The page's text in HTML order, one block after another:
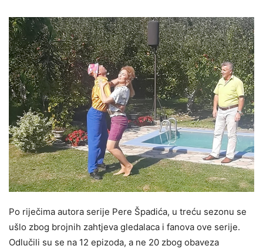
Po riječima autora serije Pere Špadića, u treću sezonu se
ušlo zbog brojnih zahtjeva gledalaca i fanova ove serije.
Odlučili su se na 12 epizoda, a ne 20 zbog obaveza